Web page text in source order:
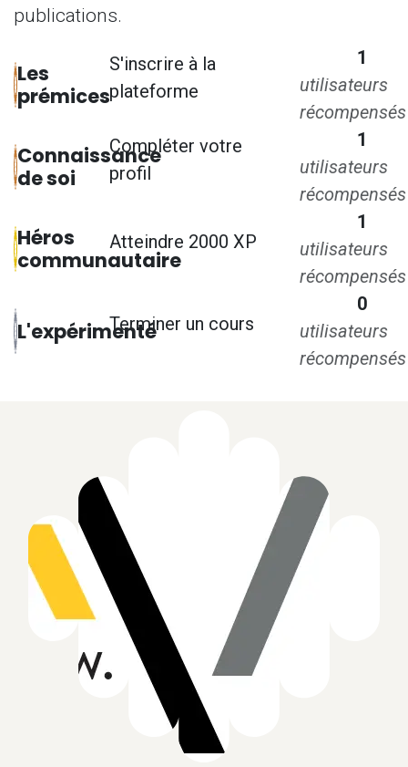
publications.
Les
prémices
S'inscrire à la
plateforme
1
utilisateurs
récompensés
Connaissance
de soi
Compléter votre
profil
1
utilisateurs
récompensés
Héros
communautaire
Atteindre 2000 XP
1
utilisateurs
récompensés
L'expérimentéTerminer un cours
0
utilisateurs
récompensés